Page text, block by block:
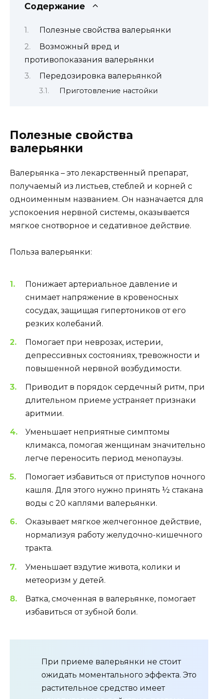
Содержание
Полезные свойства валерьянки
Возможный вред и
противопоказания валерьянки
Передозировка валерьянкой
Приготовление настойки
Полезные свойства
валерьянки
Валерьянка – это лекарственный препарат,
получаемый из листьев, стеблей и корней с
одноименным названием. Он назначается для
успокоения нервной системы, оказывается
мягкое снотворное и седативное действие.
Польза валерьянки:
Понижает артериальное давление и
снимает напряжение в кровеносных
сосудах, защищая гипертоников от его
резких колебаний.
Помогает при неврозах, истерии,
депрессивных состояниях, тревожности и
повышенной нервной возбудимости.
Приводит в порядок сердечный ритм, при
длительном приеме устраняет признаки
аритмии.
Уменьшает неприятные симптомы
климакса, помогая женщинам значительно
легче переносить период менопаузы.
Помогает избавиться от приступов ночного
кашля. Для этого нужно принять ½ стакана
воды с 20 каплями валерьянки.
Оказывает мягкое желчегонное действие,
нормализуя работу желудочно-кишечного
тракта.
Уменьшает вздутие живота, колики и
метеоризм у детей.
Ватка, смоченная в валерьянке, помогает
избавиться от зубной боли.
При приеме валерьянки не стоит
ожидать моментального эффекта. Это
растительное средство имеет